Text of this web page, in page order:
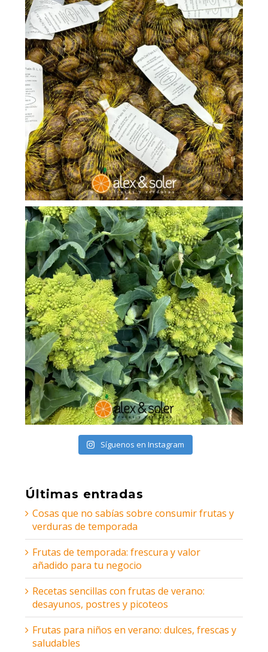
Síguenos en Instagram
Últimas entradas
Cosas que no sabías sobre consumir frutas y
verduras de temporada
Frutas de temporada: frescura y valor
añadido para tu negocio
Recetas sencillas con frutas de verano:
desayunos, postres y picoteos
Frutas para niños en verano: dulces, frescas y
saludables